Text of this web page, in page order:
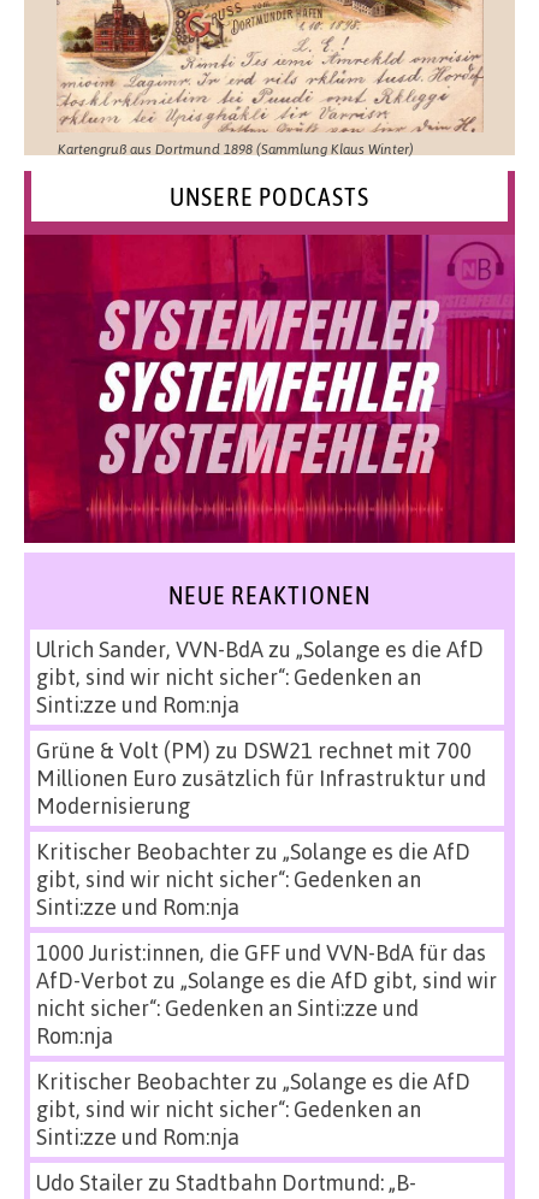
Kartengruß aus Dortmund 1898 (Sammlung Klaus Winter)
UNSERE PODCASTS
NEUE REAKTIONEN
Ulrich Sander, VVN-BdAzu „Solange es die AfD
gibt, sind wir nicht sicher“: Gedenken an
Sinti:zze und Rom:nja
Grüne & Volt (PM) zu DSW21 rechnet mit 700
Millionen Euro zusätzlich für Infrastruktur und
Modernisierung
Kritischer Beobachterzu „Solange es die AfD
gibt, sind wir nicht sicher“: Gedenken an
Sinti:zze und Rom:nja
1000 Jurist:innen, die GFF und VVN-BdA für das
AfD-Verbot zu „Solange es die AfD gibt, sind wir
nicht sicher“: Gedenken an Sinti:zze und
Rom:nja
Kritischer Beobachterzu „Solange es die AfD
gibt, sind wir nicht sicher“: Gedenken an
Sinti:zze und Rom:nja
Udo Stailerzu Stadtbahn Dortmund: „B-